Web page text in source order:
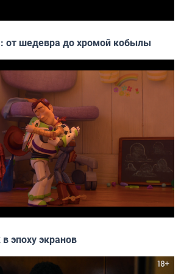
от шедевра до хромой кобылы
эпоху экранов